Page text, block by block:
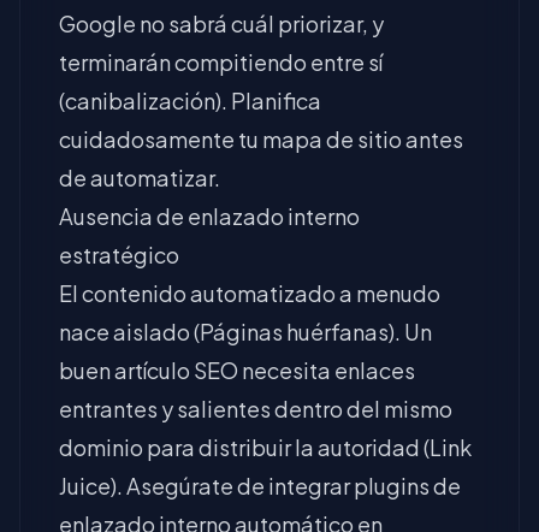
Google no sabrá cuál priorizar, y
terminarán compitiendo entre sí
(canibalización). Planifica
cuidadosamente tu mapa de sitio antes
de automatizar.
Ausencia de enlazado interno
estratégico
El contenido automatizado a menudo
nace aislado (Páginas huérfanas). Un
buen artículo SEO necesita enlaces
entrantes y salientes dentro del mismo
dominio para distribuir la autoridad (Link
Juice). Asegúrate de integrar plugins de
enlazado interno automático en